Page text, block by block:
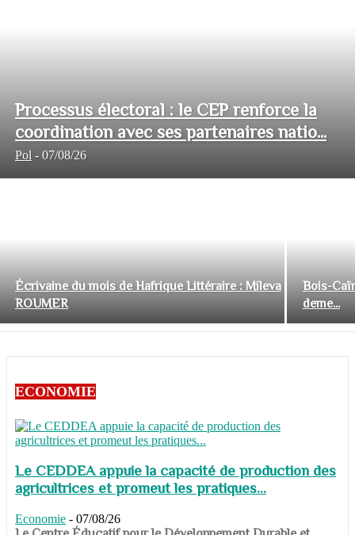
Processus électoral : le CEP renforce la
coordination avec ses partenaires natio...
Pol - 07/08/26
Écrivaine du mois de Hafrique Littéraire : Mileva
ROUMER
Bois-
deme...
ECONOMIE
Le CEDDEA appuie la capacité de production des
agricultrices et promeut les pratiques...
Economie - 07/08/26